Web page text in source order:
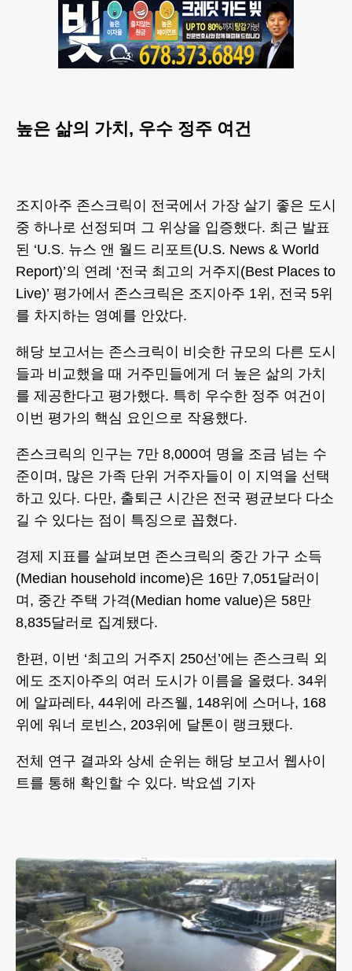
높은 삶의 가치, 우수 정주 여건
조지아주 존스크릭이 전국에서 가장 살기 좋은 도시
중 하나로 선정되며 그 위상을 입증했다. 최근 발표
된 ‘U.S. 뉴스 앤 월드 리포트(U.S. News & World
Report)’의 연례 ‘전국 최고의 거주지(Best Places to
Live)’ 평가에서 존스크릭은 조지아주 1위, 전국 5위
를 차지하는 영예를 안았다.
해당 보고서는 존스크릭이 비슷한 규모의 다른 도시
들과 비교했을 때 거주민들에게 더 높은 삶의 가치
를 제공한다고 평가했다. 특히 우수한 정주 여건이
이번 평가의 핵심 요인으로 작용했다.
존스크릭의 인구는 7만 8,000여 명을 조금 넘는 수
준이며, 많은 가족 단위 거주자들이 이 지역을 선택
하고 있다. 다만, 출퇴근 시간은 전국 평균보다 다소
길 수 있다는 점이 특징으로 꼽혔다.
경제 지표를 살펴보면 존스크릭의 중간 가구 소득
(Median household income)은 16만 7,051달러이
며, 중간 주택 가격(Median home value)은 58만
8,835달러로 집계됐다.
한편, 이번 ‘최고의 거주지 250선’에는 존스크릭 외
에도 조지아주의 여러 도시가 이름을 올렸다. 34위
에 알파레타, 44위에 라즈웰, 148위에 스머나, 168
위에 워너 로빈스, 203위에 달톤이 랭크됐다.
전체 연구 결과와 상세 순위는 해당 보고서 웹사이
트를 통해 확인할 수 있다. 박요셉 기자